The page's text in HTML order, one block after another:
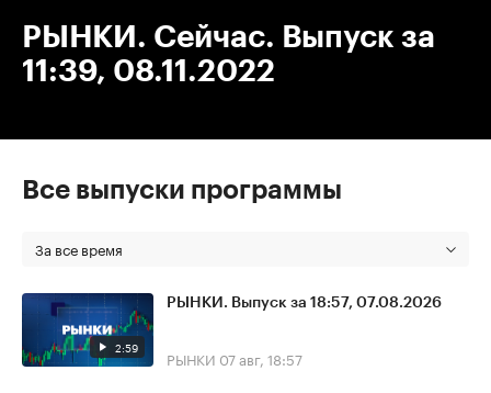
РЫНКИ. Сейчас. Выпуск за
11:39, 08.11.2022
Все выпуски программы
За все время
2:59
РЫНКИ. Выпуск за 18:57, 07.08.2026
РЫНКИ 07 авг, 18:57